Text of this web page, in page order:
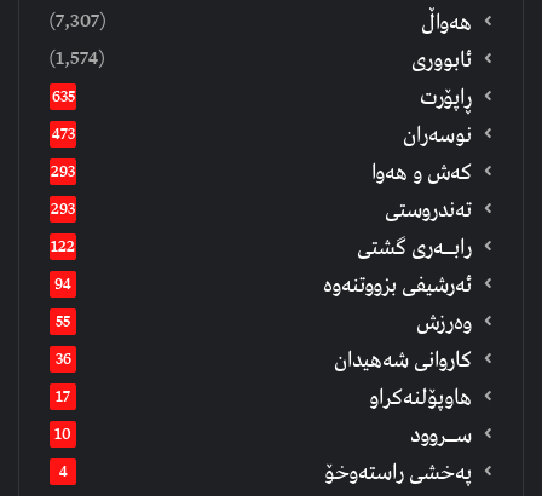
هەواڵ (7,307)
ئابووری (1,574)
ڕاپۆرت 635
نوسەران 473
كەش و هەوا 293
تەندروستی 293
رابــه‌ری گشتی 122
ئەرشیفى بزووتنەوە 94
وەرزش 55
كاروانی شەهیدان 36
هاوپۆلنەكراو 17
ســروود 10
په‌خشی راسته‌وخۆ 4